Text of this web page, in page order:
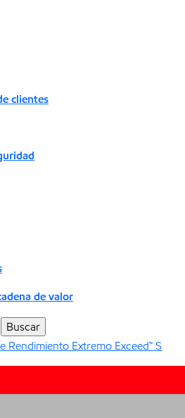
clientes
de valor
Rendimiento Extremo Exceed™ S